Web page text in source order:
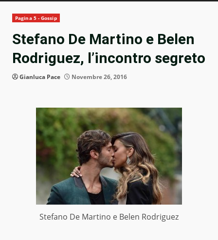
Pagina 5 - Gossip
Stefano De Martino e Belen
Rodriguez, l’incontro segreto
Gianluca Pace Novembre 26, 2016
Stefano De Martino e Belen Rodriguez